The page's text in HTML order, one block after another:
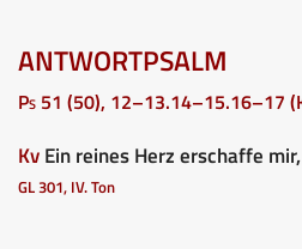
ANTWORTPSALM
Ps 51 (50), 12–13.14–15.16–17
KvEin reines Herz erschaffe
GL 301, IV. Ton